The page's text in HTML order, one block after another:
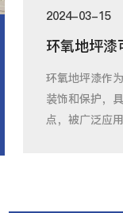
2024-03-15
环氧地坪漆
环氧地坪漆作
装饰和保护，
点，被广泛应